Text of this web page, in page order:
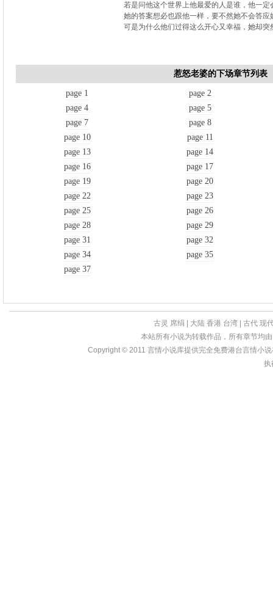
若是问他这个世界上他最爱的人是谁，他一定
她的答案想必也跟他一样，要不然她不会答应
可是为什么他们过得这么开心又幸福，她却突
惹怒老婆的下场章节列表
page 1
page 2
page 4
page 5
page 7
page 8
page 10
page 11
page 13
page 14
page 16
page 17
page 19
page 20
page 22
page 23
page 25
page 26
page 28
page 29
page 31
page 32
page 34
page 35
page 37
古灵 席绢 大陆 香港 台湾 古代 现
本站所有小说为转载作品，所有章节均
Copyright © 2011 言情小说库提供完全免费港台言情小
执